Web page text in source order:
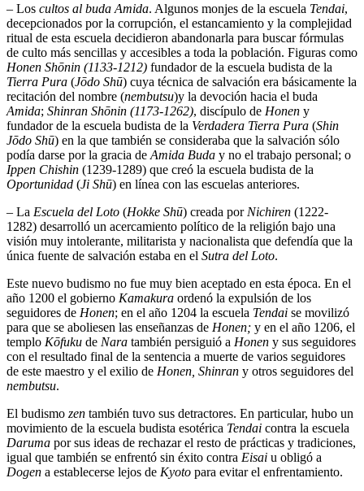
– Los cultos al buda Amida. Algunos monjes de la escuela Tendai,
decepcionados por la corrupción, el estancamiento y la complejidad
ritual de esta escuela decidieron abandonarla para buscar fórmulas
de culto más sencillas y accesibles a toda la población. Figuras como
Honen Shōnin (1133-1212) fundador de la escuela budista de la
Tierra Pura (Jōdo Shū) cuya técnica de salvación era básicamente la
recitación del nombre (nembutsu)y la devoción hacia el buda
Amida; Shinran Shōnin (1173-1262), discípulo de Honen y
fundador de la escuela budista de la Verdadera Tierra Pura (Shin
Jōdo Shū) en la que también se consideraba que la salvación sólo
podía darse por la gracia de Amida Buda y no el trabajo personal; o
Ippen Chishin (1239-1289) que creó la escuela budista de la
Oportunidad (Ji Shū) en línea con las escuelas anteriores.
– La Escuela del Loto (Hokke Shū) creada por Nichiren (1222-
1282) desarrolló un acercamiento político de la religión bajo una
visión muy intolerante, militarista y nacionalista que defendía que la
única fuente de salvación estaba en el Sutra del Loto.
Este nuevo budismo no fue muy bien aceptado en esta época. En el
año 1200 el gobierno Kamakura ordenó la expulsión de los
seguidores de Honen; en el año 1204 la escuela Tendai se movilizó
para que se aboliesen las enseñanzas de Honen; y en el año 1206, el
templo Kōfuku de Nara también persiguió a Honen y sus seguidores
con el resultado final de la sentencia a muerte de varios seguidores
de este maestro y el exilio de Honen, Shinran y otros seguidores del
nembutsu.
El budismo zen también tuvo sus detractores. En particular, hubo un
movimiento de la escuela budista esotérica Tendai contra la escuela
Daruma por sus ideas de rechazar el resto de prácticas y tradiciones,
igual que también se enfrentó sin éxito contra Eisai u obligó a
Dogen a establecerse lejos de Kyoto para evitar el enfrentamiento.